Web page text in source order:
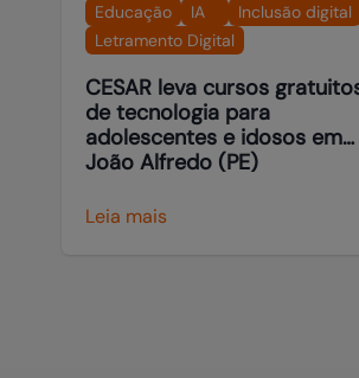
Educação IA
Inclusão digital
Letramento Digital
CESAR leva cursos
de tecnologia para
adolescentes e idosos em
João Alfredo (PE)
Leia mais